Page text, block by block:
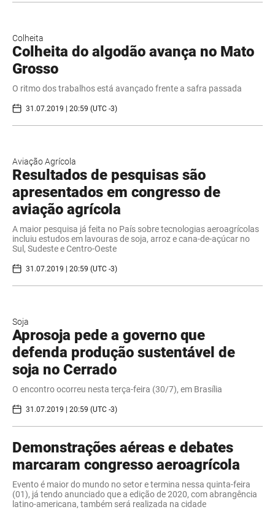
Colheita
Colheita do algodão avança no Mato
Grosso
O ritmo dos trabalhos está avançado frente a safra passada
31.07.2019 | 20:59 (UTC -3)
Aviação Agrícola
Resultados de pesquisas são
apresentados em congresso de
aviação agrícola
A maior pesquisa já feita no País sobre tecnologias aeroagrícolas
incluiu estudos em lavouras de soja, arroz e cana-de-açúcar no
Sul, Sudeste e Centro-Oeste
31.07.2019 | 20:59 (UTC -3)
Soja
Aprosoja pede a governo que
defenda produção sustentável de
soja no Cerrado
O encontro ocorreu nesta terça-feira (30/7), em Brasília
31.07.2019 | 20:59 (UTC -3)
Demonstrações aéreas e debates
marcaram congresso aeroagrícola
Evento é maior do mundo no setor e termina nessa quinta-feira
(01), já tendo anunciado que a edição de 2020, com abrangência
latino-americana, também será realizada na cidade